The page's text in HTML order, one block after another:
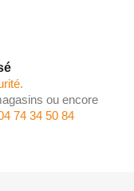
ou encore
74 34 50 84